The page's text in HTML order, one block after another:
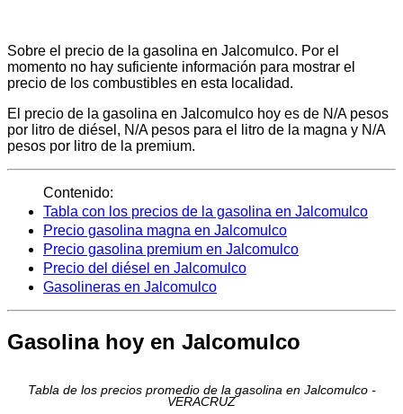
Sobre el precio de la gasolina en Jalcomulco. Por el
momento no hay suficiente información para mostrar el
precio de los combustibles en esta localidad.
El precio de la gasolina en Jalcomulco hoy es de N/A pesos
por litro de diésel, N/A pesos para el litro de la magna y N/A
pesos por litro de la premium.
Contenido:
Tabla con los precios de la gasolina en Jalcomulco
Precio gasolina magna en Jalcomulco
Precio gasolina premium en Jalcomulco
Precio del diésel en Jalcomulco
Gasolineras en Jalcomulco
Gasolina hoy en Jalcomulco
Tabla de los precios promedio de la gasolina en Jalcomulco -
VERACRUZ